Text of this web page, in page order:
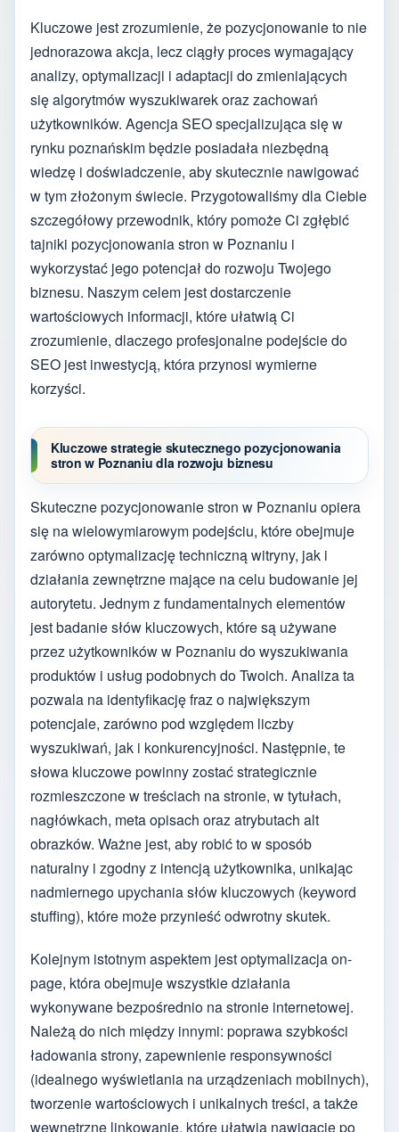
Kluczowe jest zrozumienie, że pozycjonowanie to nie
jednorazowa akcja, lecz ciągły proces wymagający
analizy, optymalizacji i adaptacji do zmieniających
się algorytmów wyszukiwarek oraz zachowań
użytkowników. Agencja SEO specjalizująca się w
rynku poznańskim będzie posiadała niezbędną
wiedzę i doświadczenie, aby skutecznie nawigować
w tym złożonym świecie. Przygotowaliśmy dla Ciebie
szczegółowy przewodnik, który pomoże Ci zgłębić
tajniki pozycjonowania stron w Poznaniu i
wykorzystać jego potencjał do rozwoju Twojego
biznesu. Naszym celem jest dostarczenie
wartościowych informacji, które ułatwią Ci
zrozumienie, dlaczego profesjonalne podejście do
SEO jest inwestycją, która przynosi wymierne
korzyści.
Kluczowe strategie skutecznego pozycjonowania
stron w Poznaniu dla rozwoju biznesu
Skuteczne pozycjonowanie stron w Poznaniu opiera
się na wielowymiarowym podejściu, które obejmuje
zarówno optymalizację techniczną witryny, jak i
działania zewnętrzne mające na celu budowanie jej
autorytetu. Jednym z fundamentalnych elementów
jest badanie słów kluczowych, które są używane
przez użytkowników w Poznaniu do wyszukiwania
produktów i usług podobnych do Twoich. Analiza ta
pozwala na identyfikację fraz o największym
potencjale, zarówno pod względem liczby
wyszukiwań, jak i konkurencyjności. Następnie, te
słowa kluczowe powinny zostać strategicznie
rozmieszczone w treściach na stronie, w tytułach,
nagłówkach, meta opisach oraz atrybutach alt
obrazków. Ważne jest, aby robić to w sposób
naturalny i zgodny z intencją użytkownika, unikając
nadmiernego upychania słów kluczowych (keyword
stuffing), które może przynieść odwrotny skutek.
Kolejnym istotnym aspektem jest optymalizacja on-
page, która obejmuje wszystkie działania
wykonywane bezpośrednio na stronie internetowej.
Należą do nich między innymi: poprawa szybkości
ładowania strony, zapewnienie responsywności
(idealnego wyświetlania na urządzeniach mobilnych),
tworzenie wartościowych i unikalnych treści, a także
wewnętrzne linkowanie, które ułatwia nawigację po